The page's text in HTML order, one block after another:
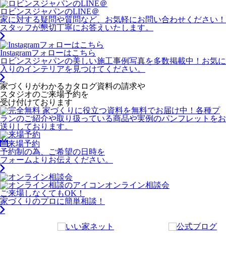
ロビンスジャパンのLINE＠
家に対する疑問や質問など、お気軽にお問い合わせください！
スタッフが懇切丁寧にお答えいたします。
Instagramフォローはこちら
ロビンスジャパンの美しい施工事例写真を多数掲載中！お気に
入りのインテリアを見つけてください。
家づくりがわかる カタログ資料の請求や
スタジオのご来場予約を
受け付けております
来場予約
予約制の為、ご希望の日時を
フォームよりお伝えください。
オンライン相談会
ご来場しなくてもOK！
家づくりのプロに簡単相談！